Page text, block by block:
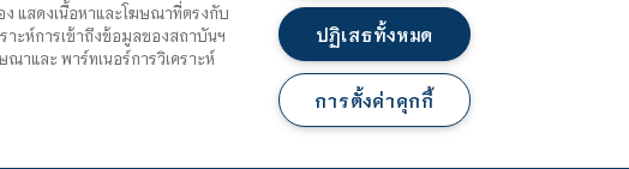
นโยบายความเป็นส่วนตัว
ง แสดงเนื้อหาและโฆษณาที่ตรงกับ
าะห์การเข้าถึงข้อมูลของสถาบันฯ
าและ พาร์ทเนอร์การวิเคราะห์
ปฏิเสธทั้งหมด
การตั้งค่าคุกกี้